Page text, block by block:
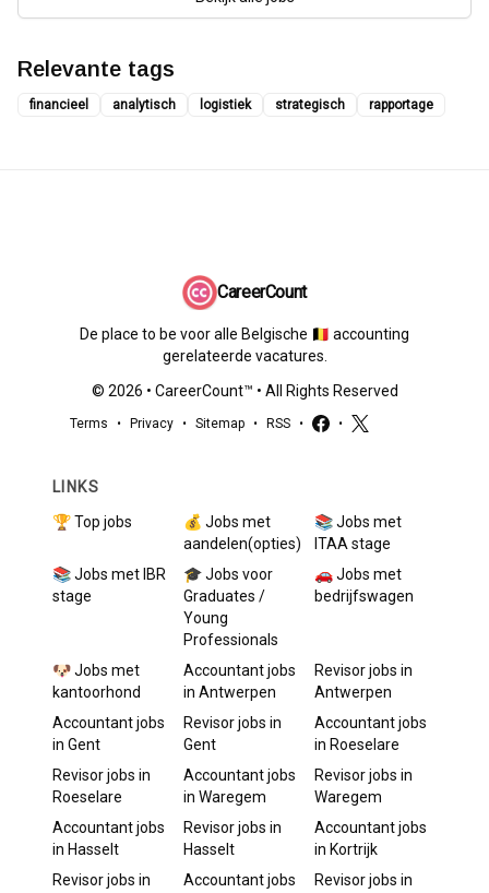
Relevante tags
financieel analytisch logistiek strategisch rapportage
CareerCount
De place to be voor alle Belgische 🇧🇪 accounting
gerelateerde vacatures.
© 2026 • CareerCount™ • All Rights Reserved
Terms • Privacy • Sitemap • RSS • •
LINKS
🏆 Top jobs
💰 Jobs met
aandelen(opties)
📚 Jobs met
ITAA stage
📚 Jobs met IBR
stage
🎓 Jobs voor
Graduates /
Young
Professionals
🚗 Jobs met
bedrijfswagen
🐶 Jobs met
kantoorhond
Accountantjobs
in Antwerpen
Revisorjobs in
Antwerpen
Accountantjobs
in Gent
Revisorjobs in
Gent
Accountantjobs
in Roeselare
Revisorjobs in
Roeselare
Accountantjobs
in Waregem
Revisorjobs in
Waregem
Accountantjobs
in Hasselt
Revisorjobs in
Hasselt
Accountantjobs
in Kortrijk
Revisorjobs in Accountantjobs Revisorjobs in